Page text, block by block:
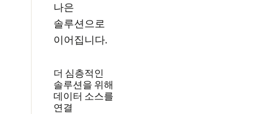
나은
솔루션으로
이어집니다.
더 심층적인
솔루션을 위해
데이터 소스를
연결